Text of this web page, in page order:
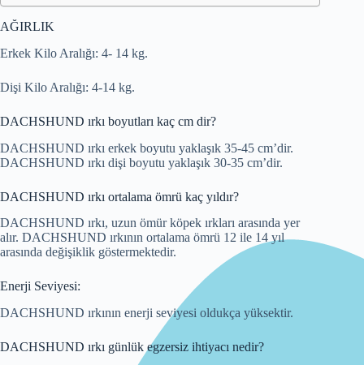
AĞIRLIK
Erkek Kilo Aralığı: 4- 14 kg.
Dişi Kilo Aralığı: 4-14 kg.
DACHSHUND ırkı boyutları kaç cm dir?
DACHSHUND ırkı erkek boyutu yaklaşık 35-45 cm’dir.
DACHSHUND ırkı dişi boyutu yaklaşık 30-35 cm’dir.
DACHSHUND ırkı ortalama ömrü kaç yıldır?
DACHSHUND ırkı, uzun ömür köpek ırkları arasında yer
alır. DACHSHUND ırkının ortalama ömrü 12 ile 14 yıl
arasında değişiklik göstermektedir.
Enerji Seviyesi:
DACHSHUND ırkının enerji seviyesi oldukça yüksektir.
DACHSHUND ırkı günlük egzersiz ihtiyacı nedir?